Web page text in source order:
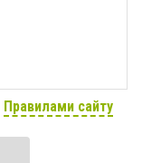
Правилами сайту